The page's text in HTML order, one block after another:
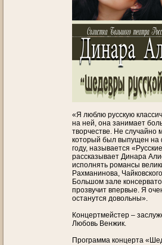
«Я люблю русскую
на ней, она занимает
творчестве. Не случайно
который был выпущен
году, называется
рассказывает Динара
исполнять романсы
Рахманинова,
Большом зале
прозвучит впервые. Я
останутся довольны».
Концертмейстер –
Любовь Венжик.
Программа концерта